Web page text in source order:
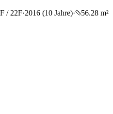
/ 22F·2016 (10 Jahre)·
56.28 m²